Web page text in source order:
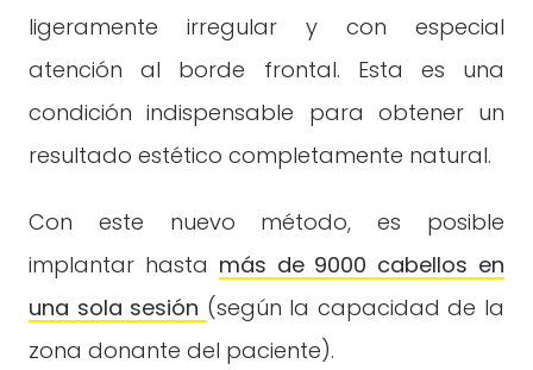
ligeramente irregular y con especial
atención al borde frontal. Esta es una
condición indispensable para obtener un
resultado estético completamente natural.
Con este nuevo método, es posible
implantar hasta más de 9000 cabellos en
una sola sesión (según la capacidad de la
zona donante del paciente).